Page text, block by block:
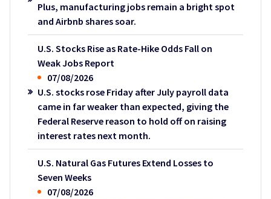
Plus, manufacturing jobs remain a bright spot
and Airbnb shares soar.
U.S. Stocks Rise as Rate-Hike Odds Fall on
Weak Jobs Report
07/08/2026
U.S. stocks rose Friday after July payroll data
came in far weaker than expected, giving the
Federal Reserve reason to hold off on raising
interest rates next month.
U.S. Natural Gas Futures Extend Losses to
Seven Weeks
07/08/2026